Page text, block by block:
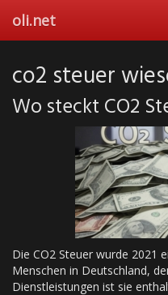
main
oli.net
co2 steuer
Wo steckt CO2
Die CO2 Steuer wurde 2021
Menschen in Deutschland,
Dienstleistungen ist sie